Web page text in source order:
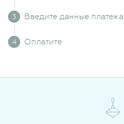
Введите данные платежа
Оплатите